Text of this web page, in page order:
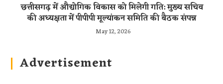
छत्तीसगढ़ में औद्योगिक विकास को मिलेगी गति: मुख्य सचिव
की अध्यक्षता में पीपीपी मूल्यांकन समिति की बैठक संपन्न
May 12, 2026
Advertisement